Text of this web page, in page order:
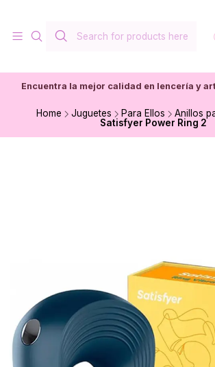
Encuentra la mejor calidad en lencería y
Home Juguetes Para Ellos
Anillos
Satisfyer Power Ring 2